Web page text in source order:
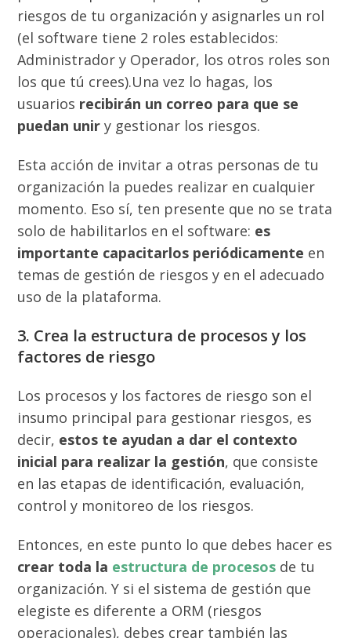
riesgos de tu organización y asignarles un rol
(el software tiene 2 roles establecidos:
Administrador y Operador, los otros roles son
los que tú crees).Una vez lo hagas, los
usuarios recibirán un correo para que se
puedan unir y gestionar los riesgos.
Esta acción de invitar a otras personas de tu
organización la puedes realizar en cualquier
momento. Eso sí, ten presente que no se trata
solo de habilitarlos en el software: es
importante capacitarlos periódicamente en
temas de gestión de riesgos y en el adecuado
uso de la plataforma.
3. Crea la estructura de procesos y los
factores de riesgo
Los procesos y los factores de riesgo son el
insumo principal para gestionar riesgos, es
decir, estos te ayudan a dar el contexto
inicial para realizar la gestión, que consiste
en las etapas de identificación, evaluación,
control y monitoreo de los riesgos.
Entonces, en este punto lo que debes hacer es
crear toda la estructura de procesos de tu
organización. Y si el sistema de gestión que
elegiste es diferente a ORM (riesgos
operacionales), debes crear también las